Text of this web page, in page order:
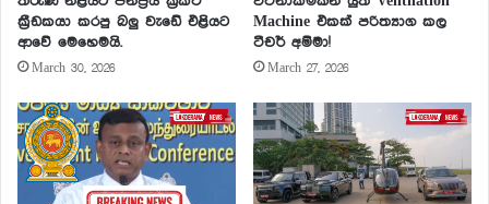
ක්‍රීඩකයා කරපු බලු වැඩේ එළියට
ආවේ මෙහෙමයි.
March 30, 2026
Machine එකක් පරිත්‍යාග කල
ටීචර් අම්මා!
March 27, 2026